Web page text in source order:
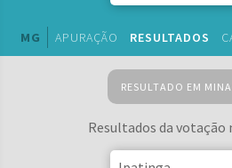
MG APURAÇÃO RESULTADOS
RESULTADO EM
Resultados da votação